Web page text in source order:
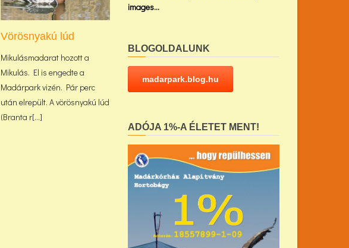
Vörösnyakú lúd
Mikulásmadarat hozott a
Mikulás. El is engedte a
Madárpark vizén. Pár perc
után elrepült. A vörösnyakú lúd
(Branta r[...]
images...
BLOGOLDALUNK
madarpark.blog.hu
ADÓJA 1%-A ÉLETET MENT!